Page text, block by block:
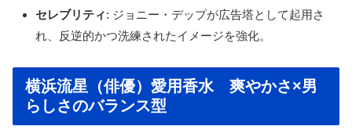
セレブリティ: ジョニー・デップが広告塔として起用さ
れ、反逆的かつ洗練されたイメージを強化。
横浜流星（俳優）愛用香水 爽やかさ×男
らしさのバランス型